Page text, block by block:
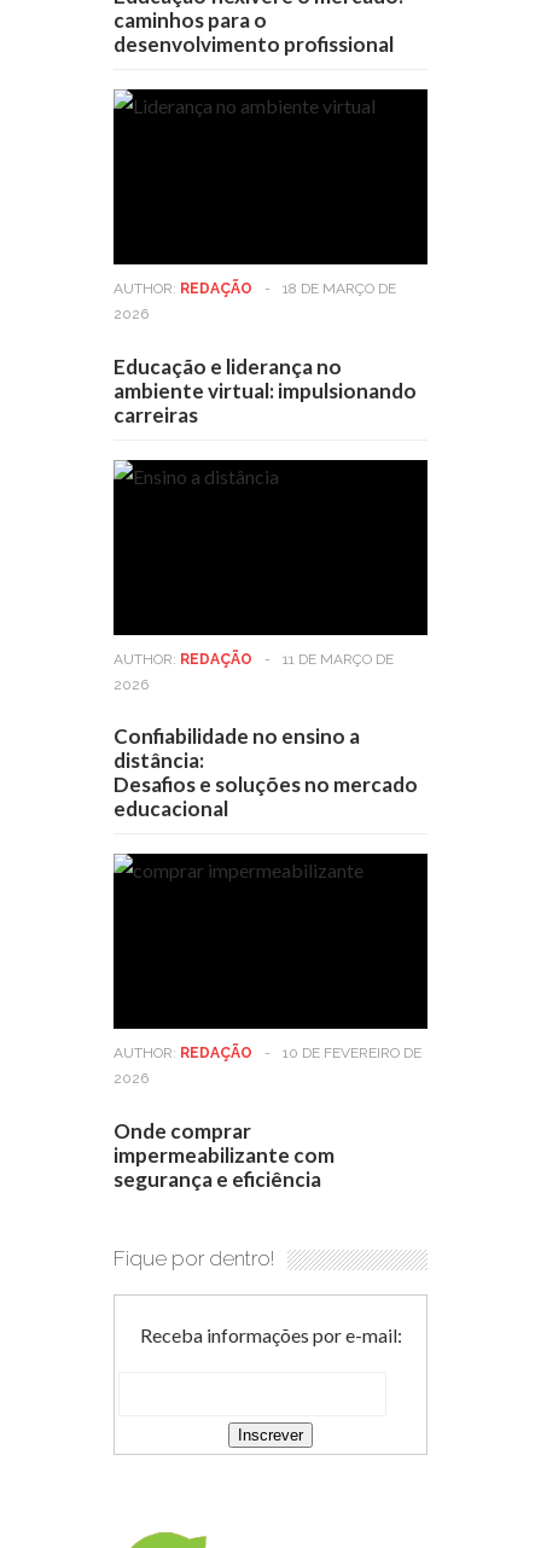
caminhos para o
desenvolvimento profissional
AUTHOR: REDAÇÃO -
18 DE MARÇO DE
2026
Educação e liderança no
ambiente virtual: impulsionando
carreiras
AUTHOR: REDAÇÃO -
11 DE MARÇO DE
2026
Confiabilidade no ensino a
distância:
Desafios e soluções no mercado
educacional
AUTHOR: REDAÇÃO -
10 DE FEVEREIRO DE
2026
Onde comprar
impermeabilizante com
segurança e eficiência
Fique por dentro!
Receba informações por e-mail: